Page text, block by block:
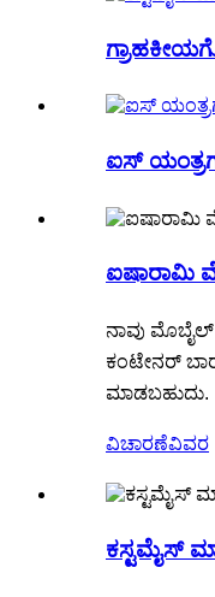
ಐಸ್
ಐಷಾರಾಮಿ
ನಾವು
ಕಂಟೇನರ್
ಮಾಡಬಹುದು.
ವಿಚಾರಣೆವಿವರ
ಕಸ್ಟಮೈಸ್